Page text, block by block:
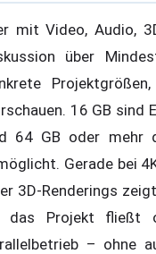
mit Video, Audio,
über
16 GB sind
64 GB oder mehr
Gerade bei
3D-Renderings
das Projekt fließt
– ohne